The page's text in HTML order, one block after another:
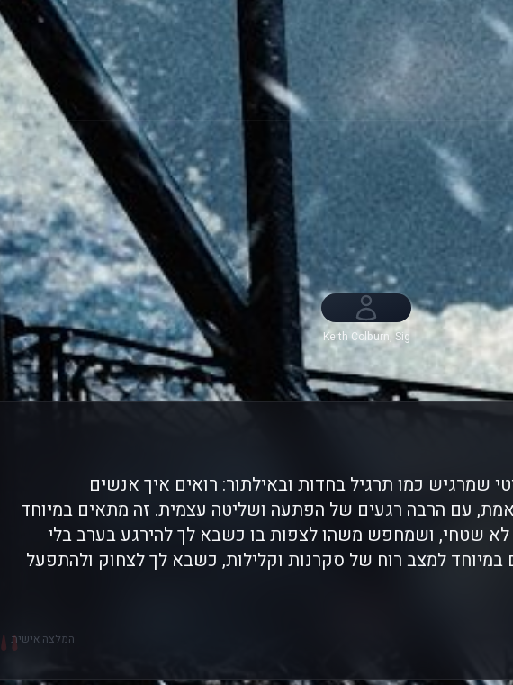
Keith Colburn, Sig
Hansen
"
הוא ריאליטי שמרגיש כמו תרגיל בחדות ובאילתור: רואים איך אנשים
עם הרבה רגעים של הפתעה ושליטה עצמית. זה מתאים במיוחד
שטחי, ושמחפש משהו לצפות בו כשבא לך להירגע בערב בלי
במיוחד למצב רוח של סקרנות וקלילות, כשבא לך לצחוק ולהתפעל
המלצה אישית